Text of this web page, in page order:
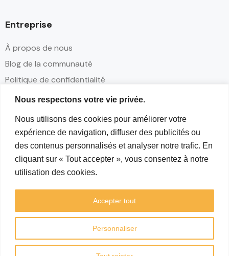
Nous respectons votre vie privée.
Nous utilisons des cookies pour améliorer votre
expérience de navigation, diffuser des publicités ou
des contenus personnalisés et analyser notre trafic. En
cliquant sur « Tout accepter », vous consentez à notre
utilisation des cookies.
Personnaliser
Accepter tout
Entreprise
À propos de nous
Blog de la communauté
Politique de confidentialité
Conditions d'utilisation
Contact
Partenariats
Contact
Réseaux sociaux